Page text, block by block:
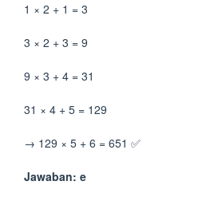
1 × 2 + 1 = 3
3 × 2 + 3 = 9
9 × 3 + 4 = 31
31 × 4 + 5 = 129
→ 129 × 5 + 6 = 651 ✅
Jawaban: e